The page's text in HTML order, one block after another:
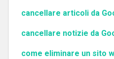
cancellare articoli da
cancellare notizie da
come eliminare un sito